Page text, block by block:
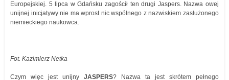
Europejskiej. 5 lipca w Gdańsku zagościł ten drugi Jaspers. Nazwa owej
unijnej inicjatywy nie ma wprost nic wspólnego z nazwiskiem zasłużonego
niemieckiego naukowca.
Fot. Kazimierz Netka
Czym więc jest unijny JASPERS? Nazwa ta jest skrótem pełnego